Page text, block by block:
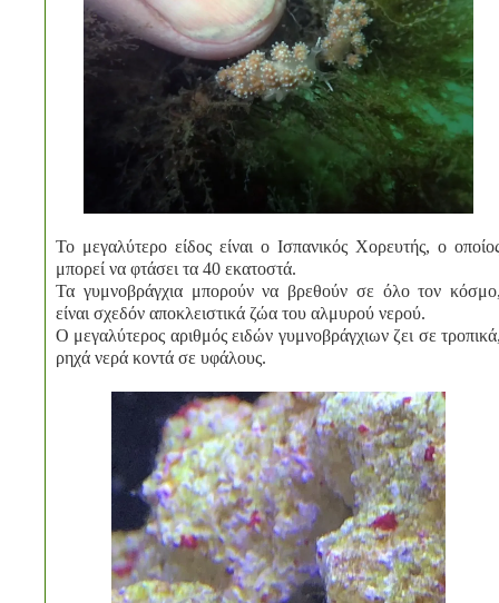
Το μεγαλύτερο είδος είναι ο Ισπανικός Χορευτής, ο
μπορεί να φτάσει τα 40 εκατοστά.
Τα γυμνοβράγχια μπορούν να βρεθούν σε όλο τον
είναι σχεδόν αποκλειστικά ζώα του αλμυρού νερού.
Ο μεγαλύτερος αριθμός ειδών γυμνοβράγχιων ζει σε
ρηχά νερά κοντά σε υφάλους.